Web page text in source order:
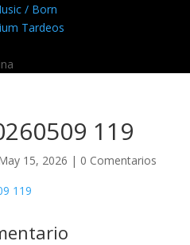
/ Born
Tardeos
119
15, 2026 | 0 Comentarios